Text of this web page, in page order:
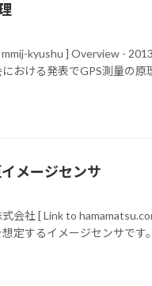
kyushu ] Overview -
おける発表でGPS測量の
メージセンサ
会社 [ Link to
定するイメージセンサです